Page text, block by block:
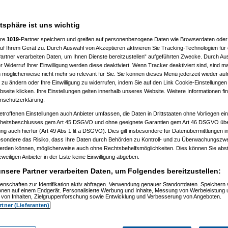
erhaltung und wieviel?
alkohol)
11.03.2008, 07:07:30)
am 11.03.2008, 11:34:56)
am 11.03.2008, 14:47:00)
obageham 11.03.2008, 15:31:02)
blaumoam 11.03.2008, 18:07:55)
(obageh am 12.03.2008, 07:53:47)
am 25.03.2008, 02:08:50)
11.03.2008, 08:04:28)
am 11.03.2008, 09:04:59)
am 11.03.2008, 09:06:27)
am 11.03.2008, 09:07:33)
115am 11.03.2008, 09:11:22)
am 11.03.2008, 09:23:34)
am 11.03.2008, 11:50:26)
ist uns wichtig
1019-Partner speichern und greifen auf personenbezogene Daten wie Browserdaten
Ihrem Gerät zu. Durch Auswahl von Akzeptieren aktivieren Sie Tracking-Technologien für
verarbeiten Daten, um Ihnen Dienste bereitzustellen“ aufgeführten Zwecke. Durch
Widerruf Ihrer Einwilligung werden diese deaktiviert. Wenn Tracker deaktiviert sind, sind
möglicherweise nicht mehr so relevant für Sie. Sie können dieses Menü jederzeit wieder
zu ändern oder Ihre Einwilligung zu widerrufen, indem Sie auf den Link Cookie-
klicken. Ihre Einstellungen gelten innerhalb unseres Website. Weitere Informationen
Einstellungen auch Anbieter umfassen, die Daten in Drittstaaten ohne Vorliegen
gem Art 45 DSGVO und ohne geeignete Garantien gem Art 46 DSGVO
auch hierfür (Art 49 Abs 1 lit a DSGVO). Dies gilt insbesondere für Datenübermittlungen
das Risiko, dass Ihre Daten durch Behörden zu Kontroll- und zu
können, möglicherweise auch ohne Rechtsbehelfsmöglichkeiten. Dies können Sie
Anbieter in der Liste keine Einwilligung abgeben.
Partner verarbeiten Daten, um Folgendes bereitzustellen:
zur Identifikation aktiv abfragen. Verwendung genauer Standortdaten. Speichern
auf einem Endgerät. Personalisierte Werbung und Inhalte, Messung von Werbeleistung
Inhalten, Zielgruppenforschung sowie Entwicklung und Verbesserung von Angeboten.
(Lieferanten)